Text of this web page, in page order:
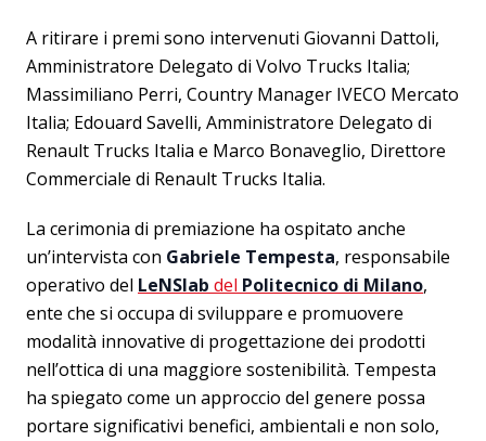
A ritirare i premi sono intervenuti Giovanni Dattoli,
Amministratore Delegato di Volvo Trucks Italia;
Massimiliano Perri, Country Manager IVECO Mercato
Italia; Edouard Savelli, Amministratore Delegato di
Renault Trucks Italia e Marco Bonaveglio, Direttore
Commerciale di Renault Trucks Italia.
La cerimonia di premiazione ha ospitato anche
un’intervista con Gabriele Tempesta, responsabile
operativo del LeNSlab del Politecnico di Milano,
ente che si occupa di sviluppare e promuovere
modalità innovative di progettazione dei prodotti
nell’ottica di una maggiore sostenibilità. Tempesta
ha spiegato come un approccio del genere possa
portare significativi benefici, ambientali e non solo,